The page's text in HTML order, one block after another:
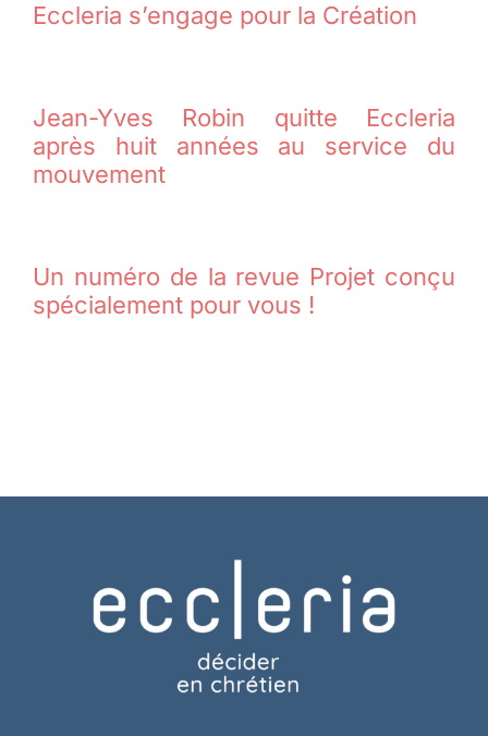
Eccleria s’engage pour la Création
Jean-Yves Robin quitte Eccleria
après huit années au service du
mouvement
Un numéro de la revue Projet conçu
spécialement pour vous !